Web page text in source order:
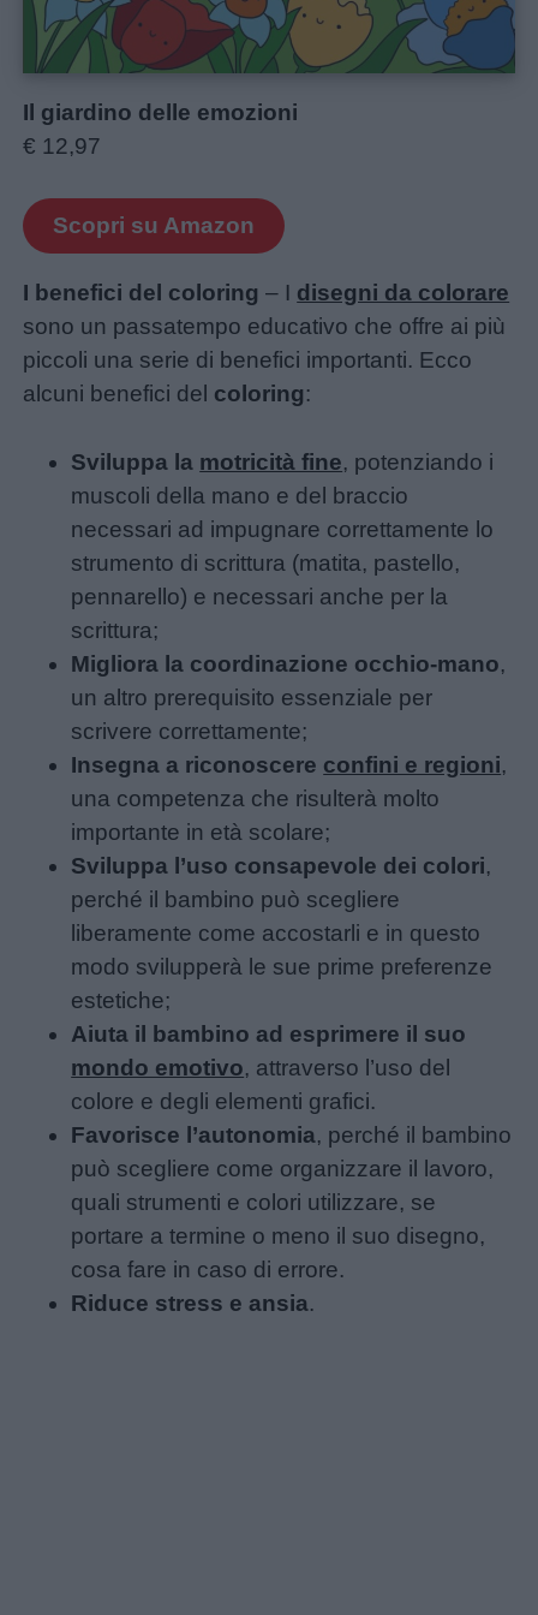
Il giardino delle emozioni
€ 12,97
Scopri su Amazon
I benefici del coloring – I disegni da colorare
sono un passatempo educativo che offre ai più
piccoli una serie di benefici importanti. Ecco
alcuni benefici del coloring:
Sviluppa la motricità fine, potenziando i
muscoli della mano e del braccio
necessari ad impugnare correttamente lo
strumento di scrittura (matita, pastello,
pennarello) e necessari anche per la
scrittura;
Migliora la coordinazione occhio-mano,
un altro prerequisito essenziale per
scrivere correttamente;
Insegna a riconoscere confini e regioni,
una competenza che risulterà molto
importante in età scolare;
Sviluppa l’uso consapevole dei colori,
perché il bambino può scegliere
liberamente come accostarli e in questo
modo svilupperà le sue prime preferenze
estetiche;
Aiuta il bambino ad esprimere il suo
mondo emotivo, attraverso l’uso del
colore e degli elementi grafici.
Favorisce l’autonomia, perché il bambino
può scegliere come organizzare il lavoro,
quali strumenti e colori utilizzare, se
portare a termine o meno il suo disegno,
cosa fare in caso di errore.
Riduce stress e ansia.